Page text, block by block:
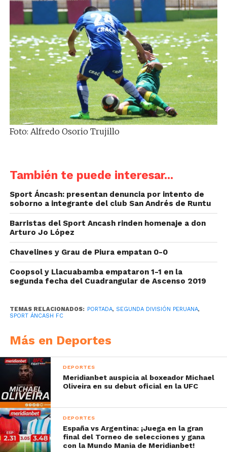
Foto: Alfredo Osorio Trujillo
También te puede interesar...
Sport Áncash: presentan denuncia por intento de
soborno a integrante del club San Andrés de Runtu
Barristas del Sport Ancash rinden homenaje a don
Arturo Jo López
Chavelines y Grau de Piura empatan 0-0
Coopsol y Llacuabamba empataron 1-1 en la
segunda fecha del Cuadrangular de Ascenso 2019
TEMAS RELACIONADOS: PORTADA, SEGUNDA DIVISIÓN PERUANA,
SPORT ÁNCASH FC
Más en Deportes
DEPORTES
Meridianbet auspicia al boxeador Michael
Oliveira en su debut oficial en la UFC
DEPORTES
España vs Argentina: ¡Juega en la gran
final del Torneo de selecciones y gana
con la Mundo Mania de Meridianbet!